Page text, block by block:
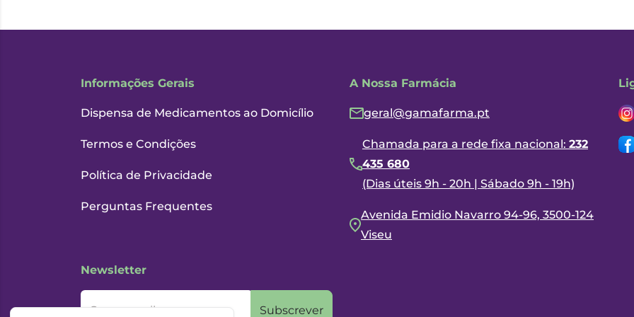
Informações Gerais
Dispensa de Medicamentos ao Domicílio
Termos e Condições
Política de Privacidade
Perguntas Frequentes
A Nossa Farmácia
geral@gamafarma.pt
Chamada para a rede fixa nacional: 232
435 680
(Dias úteis 9h - 20h | Sábado 9h - 19h)
Avenida Emidio Navarro 94-96, 3500-124
Viseu
Newsletter
O seu email Subscrever